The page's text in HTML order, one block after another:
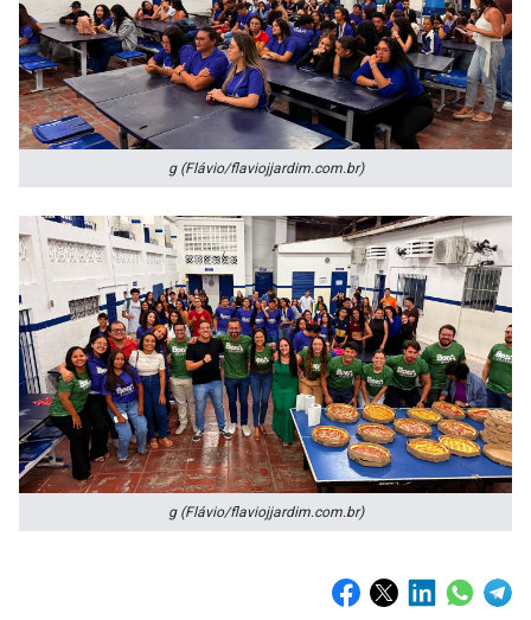
g (Flávio/flaviojjardim.com.br)
g (Flávio/flaviojjardim.com.br)